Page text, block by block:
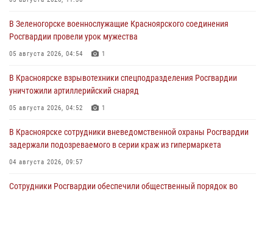
В Зеленогорске военнослужащие Красноярского соединения
Росгвардии провели урок мужества
05 августа 2026, 04:54 1
В Красноярске взрывотехники спецподразделения Росгвардии
уничтожили артиллерийский снаряд
05 августа 2026, 04:52 1
В Красноярске сотрудники вневедомственной охраны Росгвардии
задержали подозреваемого в серии краж из гипермаркета
04 августа 2026, 09:57
Сотрудники Росгвардии обеспечили общественный порядок во